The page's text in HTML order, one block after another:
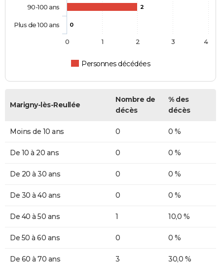
2
0
Personnes décédées
90-100 ans
Plus de 100 ans
0 1 2 3 4
Marigny-lès-Reullée
Nombre de
décès
% des
décès
Moins de 10 ans 0 0 %
De 10 à 20 ans 0 0 %
De 20 à 30 ans 0 0 %
De 30 à 40 ans 0 0 %
De 40 à 50 ans 1 10,0 %
De 50 à 60 ans 0 0 %
De 60 à 70 ans 3 30,0 %